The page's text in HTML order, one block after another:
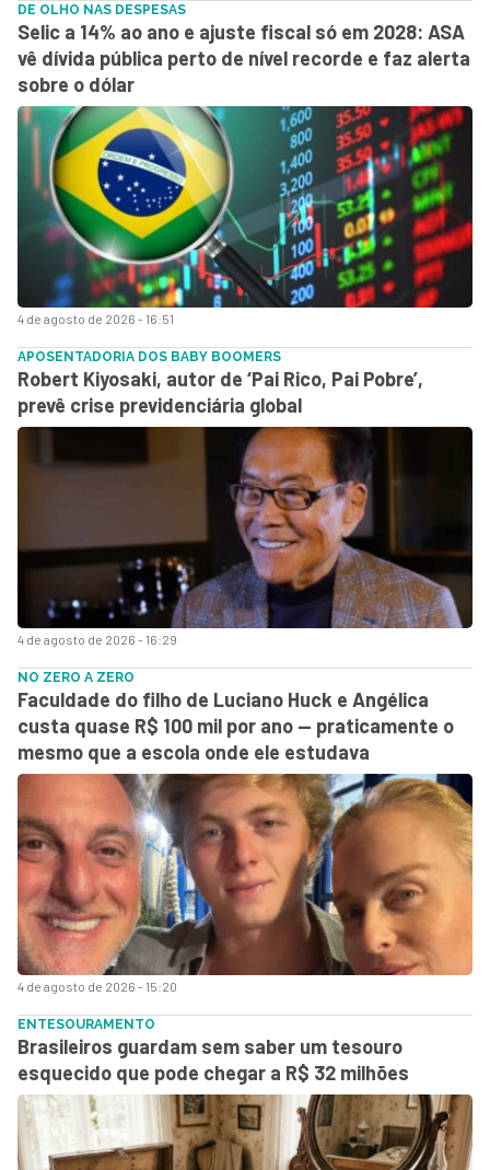
4 de agosto de 2026 - 16:51
DE OLHO NAS DESPESAS
Selic a 14% ao ano e ajuste fiscal só em 2028: ASA
vê dívida pública perto de nível recorde e faz alerta
sobre o dólar
4 de agosto de 2026 - 16:29
APOSENTADORIA DOS BABY BOOMERS
Robert Kiyosaki, autor de ‘Pai Rico, Pai Pobre’,
prevê crise previdenciária global
4 de agosto de 2026 - 15:20
NO ZERO A ZERO
Faculdade do filho de Luciano Huck e Angélica
custa quase R$ 100 mil por ano — praticamente o
mesmo que a escola onde ele estudava
ENTESOURAMENTO
Brasileiros guardam sem saber um tesouro
esquecido que pode chegar a R$ 32 milhões